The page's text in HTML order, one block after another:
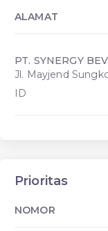
ALAMAT
PT. SYNERGY
Jl. Mayjend
ID
Prioritas
NOMOR